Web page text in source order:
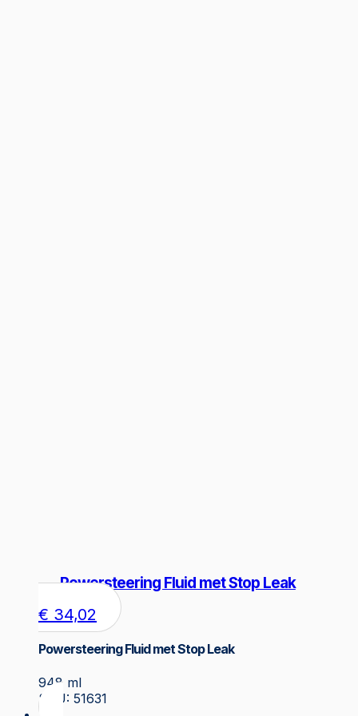
Powersteering Fluid met Stop Leak
€ 34,02
Powersteering Fluid met Stop Leak
948 ml
SKU: 51631